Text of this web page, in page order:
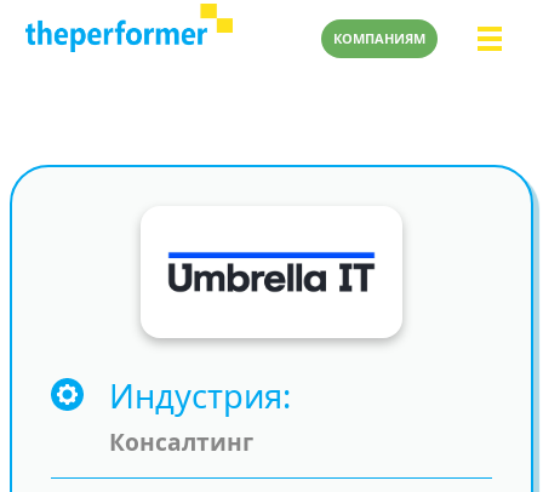
КОМПАНИЯМ
Индустрия
Консалтинг